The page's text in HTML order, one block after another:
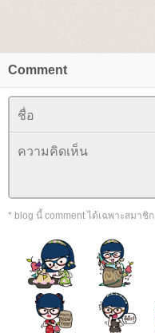
Comment
* blog นี้ comment ได้เฉพาะสมาชิก